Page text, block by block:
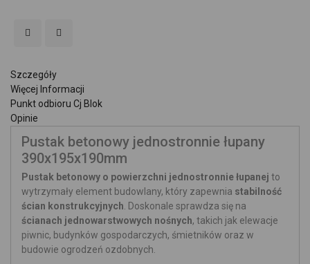
Szczegóły
Więcej Informacji
Punkt odbioru Cj Blok
Opinie
Pustak betonowy jednostronnie łupany
390x195x190mm
Pustak betonowy o powierzchni jednostronnie łupanej to
wytrzymały element budowlany, który zapewnia stabilność
ścian konstrukcyjnych . Doskonale sprawdza się na
ścianach jednowarstwowych nośnych, takich jak elewacje
piwnic, budynków gospodarczych, śmietników oraz w
budowie ogrodzeń ozdobnych.